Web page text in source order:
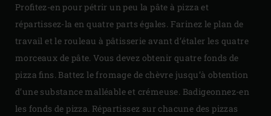
Profitez-en pour pétrir un peu la pâte à pizza et
répartissez-la en quatre parts égales. Farinez le plan de
travail et le rouleau à pâtisserie avant d’étaler les quatre
morceaux de pâte. Vous devez obtenir quatre fonds de
pizza fins. Battez le fromage de chèvre jusqu’à obtention
d’une substance malléable et crémeuse. Badigeonnez-en
les fonds de pizza. Répartissez sur chacune des pizzas